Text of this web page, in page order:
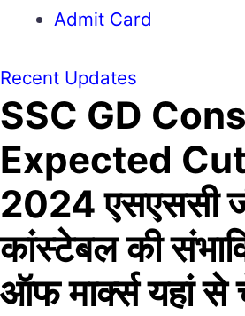
Admit Card
Recent Updates
SSC GD
Expected
2024 एसएससी
कांस्टेबल की
ऑफ मार्क्स यहां